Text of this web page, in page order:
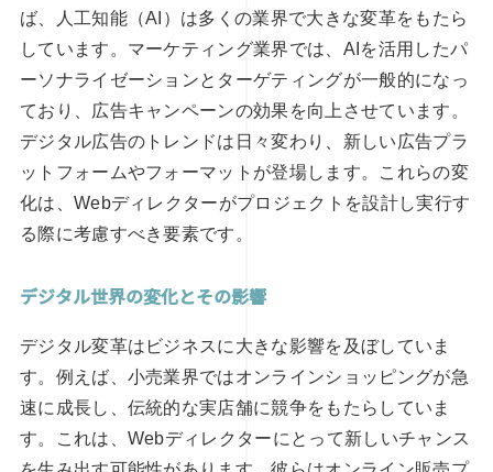
ば、人工知能（AI）は多くの業界で大きな変革をもたら
しています。マーケティング業界では、AIを活用したパ
ーソナライゼーションとターゲティングが一般的になっ
ており、広告キャンペーンの効果を向上させています。
デジタル広告のトレンドは日々変わり、新しい広告プラ
ットフォームやフォーマットが登場します。これらの変
化は、Webディレクターがプロジェクトを設計し実行す
る際に考慮すべき要素です。
デジタル世界の変化とその影響
デジタル変革はビジネスに大きな影響を及ぼしていま
す。例えば、小売業界ではオンラインショッピングが急
速に成長し、伝統的な実店舗に競争をもたらしていま
す。これは、Webディレクターにとって新しいチャンス